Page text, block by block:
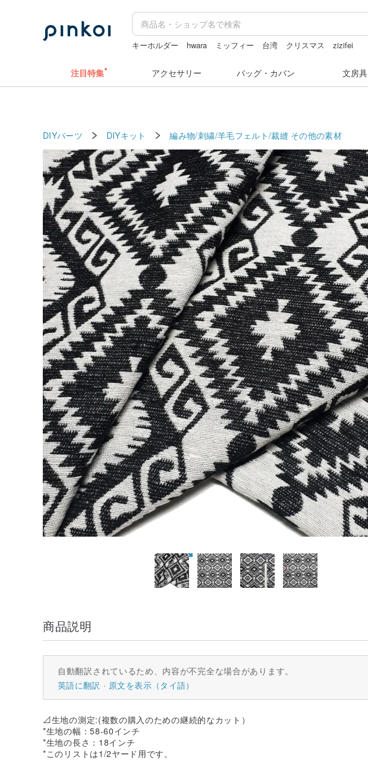
キーホルダー hwara ミッフィー 台湾 クリスマス
zizifei
注目特集 アクセサリー バッグ・カバン 文房具
DIYパーツ DIYキット 編み物/刺繍/羊毛フェルト/裁縫 その他の素材
商品説明
自動翻訳されているため、内容が不完全な場合があります。
英語に翻訳
原文を表示（タイ語）
📐生地の測定:(複数の購入のための継続的なカット）
*生地の幅：58-60インチ
*生地の長さ：18インチ
*このリストは1/2ヤード用です。